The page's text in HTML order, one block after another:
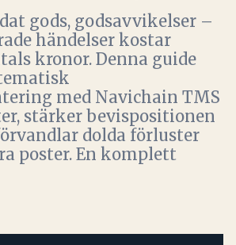
gods, godsavvikelser –
händelser kostar
kronor. Denna guide
med Navichain TMS
stärker bevispositionen
dolda förluster
poster. En komplett